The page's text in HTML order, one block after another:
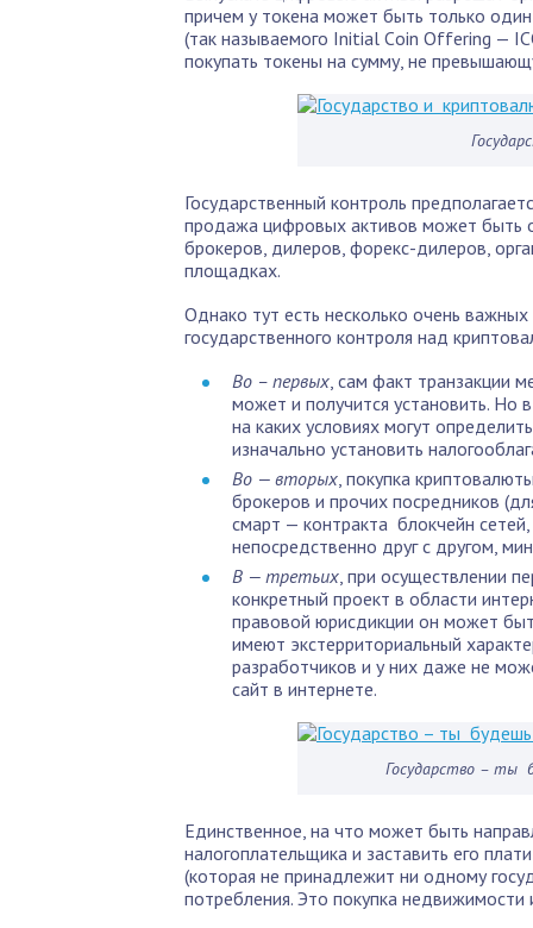
причем у токена может быть только
(так называемого Initial Сoin Оffering —
покупать токены на сумму, не
Государственный контроль
продажа цифровых активов может быть
брокеров, дилеров, форекс-дилеров,
площадках.
Однако тут есть несколько очень
государственного контроля над
Во – первых , сам факт транзакции
может и получится установить. Но
на каких условиях могут
изначально установить
Во — вторых , покупка
брокеров и прочих посредников
смарт — контракта блокчейн
непосредственно друг с другом,
В — третьих , при осуществлении
конкретный проект в области
правовой юрисдикции он может
имеют экстерриториальный
разработчиков и у них даже не
сайт в интернете.
Государство – ты
Единственное, на что может быть
налогоплательщика и заставить его
(которая не принадлежит ни одному
потребления. Это покупка недвижимости